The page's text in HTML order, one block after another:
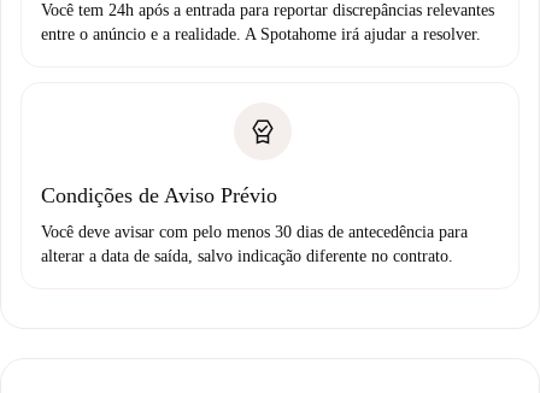
Você tem 24h após a entrada para reportar discrepâncias relevantes
entre o anúncio e a realidade. A Spotahome irá ajudar a resolver.
Condições de Aviso Prévio
Você deve avisar com pelo menos 30 dias de antecedência para
alterar a data de saída, salvo indicação diferente no contrato.